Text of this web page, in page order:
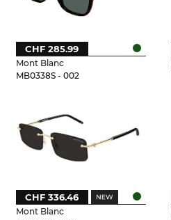
Mont Blanc
MB0338S - 002
CHF 285.99
Mont Blanc
CHF 336.46